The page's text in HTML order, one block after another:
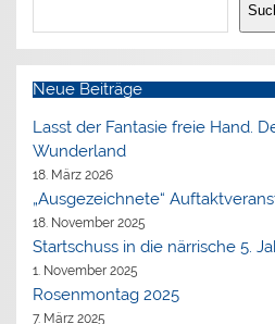
Neue Beiträge
Lasst der Fantasie freie Hand.
Wunderland
18. März 2026
„Ausgezeichnete“
18. November 2025
Startschuss in die närrische 5.
1. November 2025
Rosenmontag 2025
7. März 2025